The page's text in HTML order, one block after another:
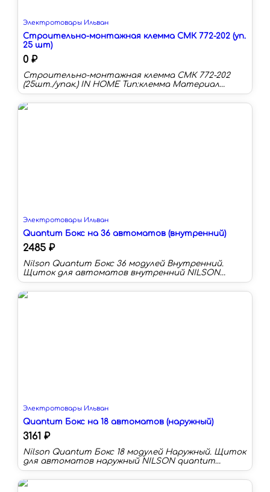
Электротовары Ильван
Строительно-монтажная клемма СМК 772-202 (уп.
25 шт)
0 ₽
Строительно-монтажная клемма СМК 772-202
(25шт./упак.) IN HOME Тип:клемма Материал
корпуса:пластик Номинальный ток:32 А Наличие
изоляции:да Количество в упаковке:25 шт
Цвет:белый Наличие контактной пасты:нет
Электротовары Ильван
Quantum Бокс на 36 автоматов (внутренний)
2485 ₽
Nilson Quantum Бокс 36 модулей Внутренний.
Щиток для автоматов внутренний NILSON
quantum используется для размещения
низковольтного модульного оборудования и
автоматики. Благодаря элегантному дизайну
Электротовары Ильван
Quantum Бокс на 18 автоматов (наружный)
3161 ₽
Nilson Quantum Бокс 18 модулей Наружный. Щиток
для автоматов наружный NILSON quantum
используется для размещения низковольтного
модульного оборудования и автоматики.
Благодаря элегантному дизайну дверки, боксы